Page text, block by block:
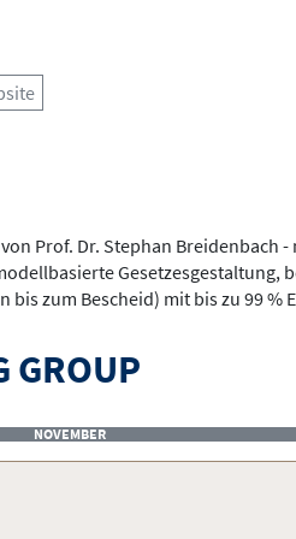
Prof. Dr. Stephan Breidenbach
zum Bescheid) mit bis zu 99
GROUP
NOVEMBER